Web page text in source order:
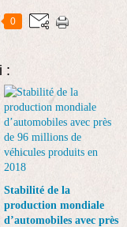
0
:
Stabilité de la
production mondiale
d’automobiles avec près